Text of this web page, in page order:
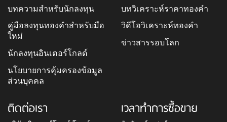
บทความสำหรับนักลงทุน
คู่มือลงทุนทองคำสำหรับมือ
ใหม่
นักลงทุนอินเตอร์โกลด์
นโยบายการคุ้มครองข้อมูล
ส่วนบุคคล
บทวิเคราะห์ราคาทองคำ
วิดีโอวิเคราะห์ทองคำ
ข่าวสารรอบโลก
ติดต่อเรา เวลาทำการซื้อขาย